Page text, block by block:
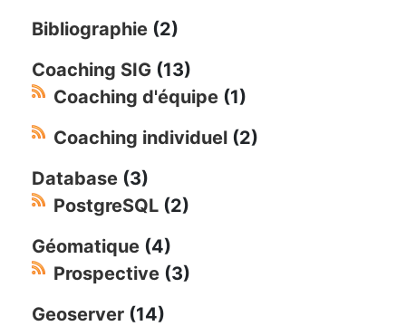
Bibliographie (2)
Coaching SIG (13)
Coaching d'équipe (1)
Coaching individuel (2)
Database (3)
PostgreSQL (2)
Géomatique (4)
Prospective (3)
Geoserver (14)